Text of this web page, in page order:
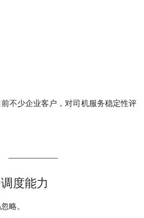
不少企业客户，对司机服务稳定性评
度能力
略。